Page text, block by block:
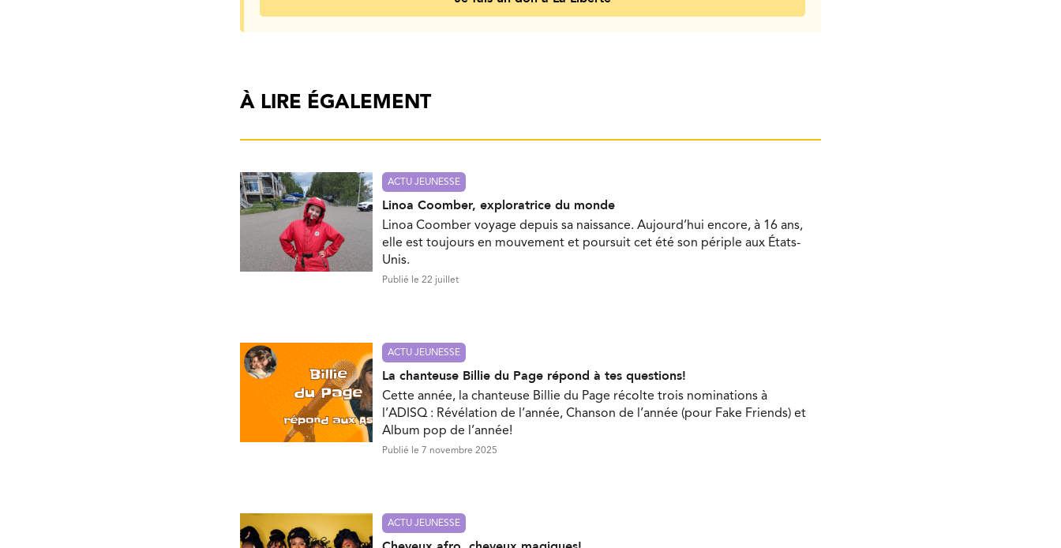
À LIRE ÉGALEMENT
ACTU JEUNESSE
Linoa Coomber, exploratrice du monde
Linoa Coomber voyage depuis sa naissance. Aujourd’hui encore, à 16 ans,
elle est toujours en mouvement et poursuit cet été son périple aux États-
Unis.
Publié le 22 juillet
ACTU JEUNESSE
La chanteuse Billie du Page répond à tes questions!
Cette année, la chanteuse Billie du Page récolte trois nominations à
l’ADISQ : Révélation de l’année, Chanson de l’année (pour Fake Friends) et
Album pop de l’année!
Publié le 7 novembre 2025
ACTU JEUNESSE